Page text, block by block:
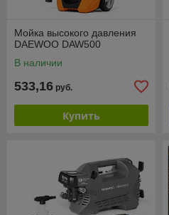
Мойка высокого давления
DAEWOO DAW500
В наличии
533,16 руб.
Купить